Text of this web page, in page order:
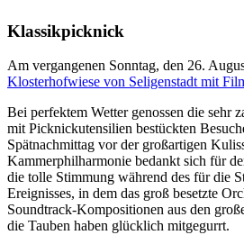
Bild
Klassikpicknick
Am vergangenen Sonntag, den 26.
Klosterhofwiese von Seligenstadt mit
Bei perfektem Wetter genossen die sehr
mit Picknickutensilien bestückten
Spätnachmittag vor der großartigen
Kammerphilharmonie bedankt sich für
die tolle Stimmung während des für die
Ereignisses, in dem das groß besetzte
Soundtrack-Kompositionen aus den
die Tauben haben glücklich mitgegurrt.